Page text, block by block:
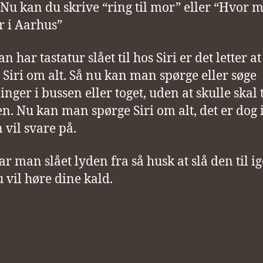
kan du skrive “ring til mor” eller “Hvor
i Aarhus”
har tastatur slået til hos Siri er det letter at
Siri om alt. Så nu kan man spørge eller søge
i bussen eller toget, uden at skulle skal
Nu kan man spørge Siri om alt, det er dog
vil svare på.
man slået lyden fra så husk at slå den til
vil høre dine kald.